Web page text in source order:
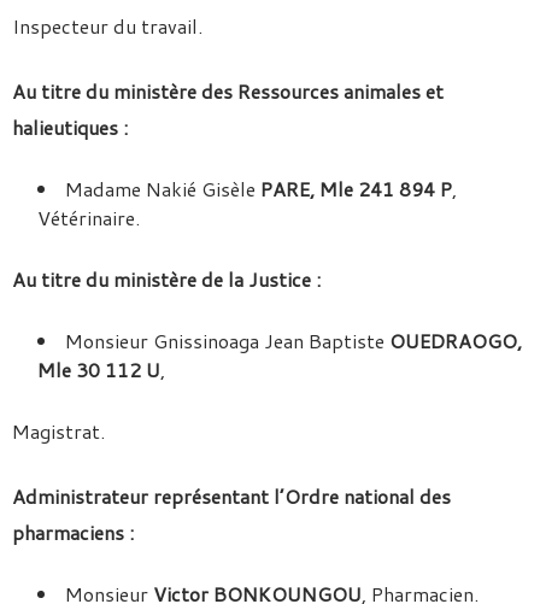
Inspecteur du travail.
Au titre du ministère des Ressources animales et
halieutiques :
Madame Nakié Gisèle PARE, Mle 241 894 P,
Vétérinaire.
Au titre du ministère de la Justice :
Monsieur Gnissinoaga Jean Baptiste OUEDRAOGO,
Mle 30 112 U,
Magistrat.
Administrateur représentant l’Ordre national des
pharmaciens :
Monsieur Victor BONKOUNGOU, Pharmacien.